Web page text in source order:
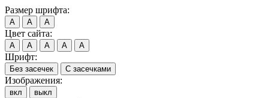
Размер шрифта:
A A A
Цвет сайта:
A A A A A
Шрифт:
Без засечек С засечками
Изображения:
вкл выкл